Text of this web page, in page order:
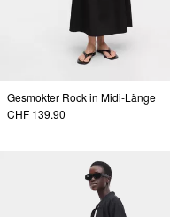
Gesmokter Rock in Midi-Länge
CHF 139.90